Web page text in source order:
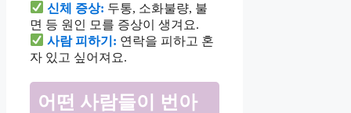
신체 증상: 두통, 소화불량, 불
면 등 원인 모를 증상이 생겨요.
사람 피하기: 연락을 피하고 혼
자 있고 싶어져요.
어떤 사람들이 번아